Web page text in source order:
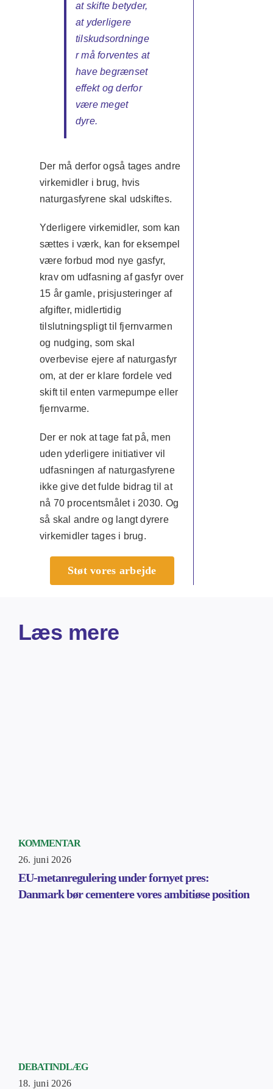
at skifte betyder,
at yderligere
tilskudsordninge
r må forventes at
have begrænset
effekt og derfor
være meget
dyre.
Der må derfor også tages andre
virkemidler i brug, hvis
naturgasfyrene skal udskiftes.
Yderligere virkemidler, som kan
sættes i værk, kan for eksempel
være forbud mod nye gasfyr,
krav om udfasning af gasfyr over
15 år gamle, prisjusteringer af
afgifter, midlertidig
tilslutningspligt til fjernvarmen
og nudging, som skal
overbevise ejere af naturgasfyr
om, at der er klare fordele ved
skift til enten varmepumpe eller
fjernvarme.
Der er nok at tage fat på, men
uden yderligere initiativer vil
udfasningen af naturgasfyrene
ikke give det fulde bidrag til at
nå 70 procentsmålet i 2030. Og
så skal andre og langt dyrere
virkemidler tages i brug.
Støt vores arbejde
Læs mere
KOMMENTAR
26. juni 2026
EU-metanregulering under fornyet pres:
Danmark bør cementere vores ambitiøse position
DEBATINDLÆG
18. juni 2026